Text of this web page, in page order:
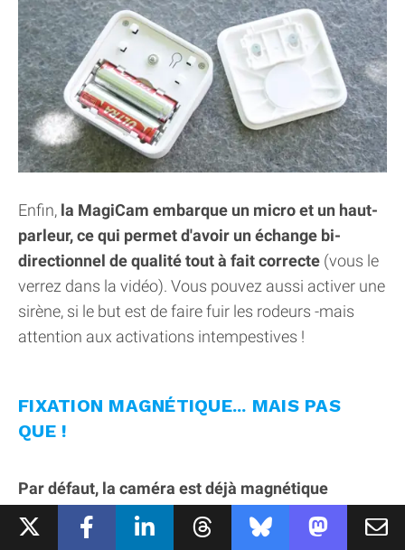
Enfin, la MagiCam embarque un micro et un haut-
parleur, ce qui permet d'avoir un échange bi-
directionnel de qualité tout à fait correcte (vous le
verrez dans la vidéo). Vous pouvez aussi activer une
sirène, si le but est de faire fuir les rodeurs -mais
attention aux activations intempestives !
FIXATION MAGNÉTIQUE... MAIS PAS
QUE !
Par défaut, la caméra est déjà magnétique
naturellement, pas besoin de lui rajouter de
support ou autre.